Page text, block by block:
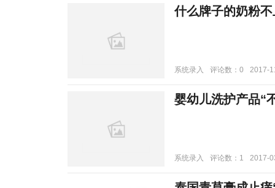
什么牌子的奶粉
系统录入 评论数：0 2017-
婴幼儿洗护产品“
系统录入 评论数：1 2017-